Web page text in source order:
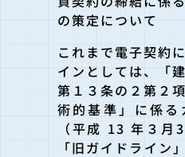
の策定について
これまで電子契約
インとしては、「
第１３条の２第２
術的基準」に係る
（平成 13 年３月
「旧ガイドライン